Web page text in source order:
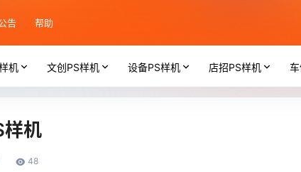
告 帮助
机 文创PS样机 设备PS样机 店招PS样机
样机
48